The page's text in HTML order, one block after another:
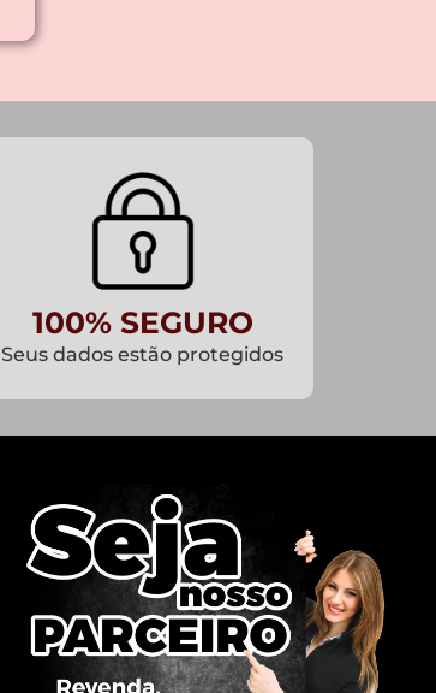
100% SEGURO
Seus dados estão protegidos